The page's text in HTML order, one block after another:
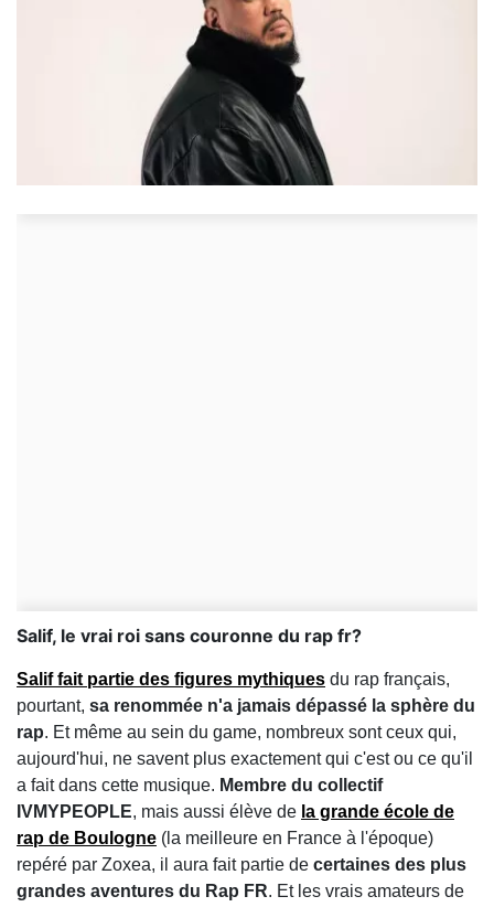
Salif, le vrai roi sans couronne du rap fr?
Salif fait partie des figures mythiques du rap français,
pourtant, sa renommée n'a jamais dépassé la sphère du
rap. Et même au sein du game, nombreux sont ceux qui,
aujourd'hui, ne savent plus exactement qui c'est ou ce qu'il
a fait dans cette musique. Membre du collectif
IVMYPEOPLE, mais aussi élève de la grande école de
rap de Boulogne (la meilleure en France à l'époque)
repéré par Zoxea, il aura fait partie de certaines des plus
grandes aventures du Rap FR. Et les vrais amateurs de